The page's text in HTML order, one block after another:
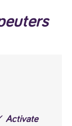
Activate